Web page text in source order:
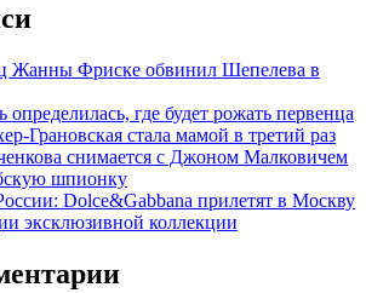
Жанны Фриске обвинил Шепелева в
где будет рожать первенца
Грановская стала мамой в третий раз
снимается с Джоном Малковичем
шпионку
Dolce&Gabbana прилетят в Москву
эксклюзивной коллекции